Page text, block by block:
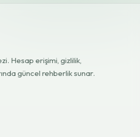
Hesap erişimi, gizlilik,
güncel rehberlik sunar.